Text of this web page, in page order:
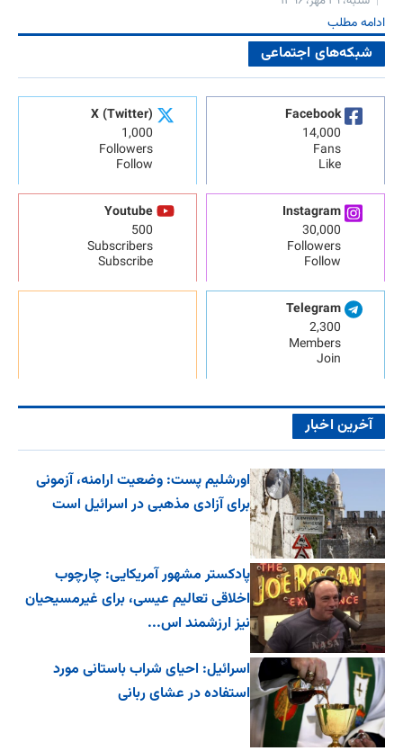
ادامه مطلب
شبکه‌های اجتماعی
Facebook
14,000
Fans
Like
X (Twitter)
1,000
Followers
Follow
Instagram
30,000
Followers
Follow
Youtube
500
Subscribers
Subscribe
Telegram
2,300
Members
Join
آخرین اخبار
اورشلیم پست: وضعیت ارامنه، آزمونی
برای آزادی مذهبی در اسرائیل است
پادکستر مشهور آمریکایی: چارچوب
اخلاقی تعالیم عیسی، برای غیرمسیحیان
نیز ارزشمند اس...
اسرائیل: احیای شراب باستانی مورد
استفاده در عشای ربانی